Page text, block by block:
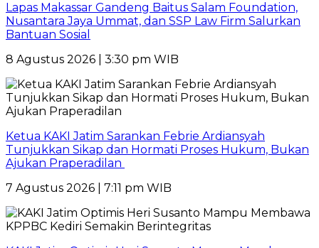
Lapas Makassar Gandeng Baitus Salam Foundation,
Nusantara Jaya Ummat, dan SSP Law Firm Salurkan
Bantuan Sosial
8 Agustus 2026 | 3:30 pm WIB
Ketua KAKI Jatim Sarankan Febrie Ardiansyah
Tunjukkan Sikap dan Hormati Proses Hukum, Bukan
Ajukan Praperadilan
7 Agustus 2026 | 7:11 pm WIB